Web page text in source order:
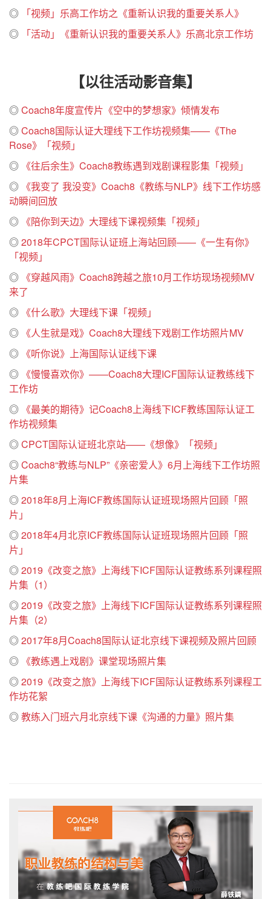
◎
「视频」乐高工作坊之《重新认识我的重要关系人》
◎
「活动」《重新认识我的重要关系人》乐高北京工作坊
【以往活动影音集】
◎Coach8年度宣传片《空中的梦想家》倾情发布
◎Coach8国际认证大理线下工作坊视频集——《The
Rose》「视频」
◎ 《往后余生》Coach8教练遇到戏剧课程影集「视频」
◎ 《我变了 我没变》Coach8《教练与NLP》线下工作坊感
动瞬间回放
◎ 《陪你到天边》大理线下课视频集「视频」
◎2018年CPCT国际认证班上海站回顾——《一生有你》
「视频」
◎ 《穿越风雨》Coach8跨越之旅10月工作坊现场视频MV
来了
◎ 《什么歌》大理线下课「视频」
◎ 《人生就是戏》Coach8大理线下戏剧工作坊照片MV
◎ 《听你说》上海国际认证线下课
◎ 《慢慢喜欢你》——Coach8大理ICF国际认证教练线下
工作坊
◎ 《最美的期待》记Coach8上海线下ICF教练国际认证工
作坊视频集
◎CPCT国际认证班北京站——《想像》「视频」
◎Coach8“教练与NLP”《亲密爱人》6月上海线下工作坊照
片集
◎2018年8月上海ICF教练国际认证班现场照片回顾「照
片」
◎2018年4月北京ICF教练国际认证班现场照片回顾「照
片」
◎2019《改变之旅》上海线下ICF国际认证教练系列课程照
片集（1）
◎2019《改变之旅》上海线下ICF国际认证教练系列课程照
片集（2）
◎2017年8月Coach8国际认证北京线下课视频及照片回顾
◎ 《教练遇上戏剧》课堂现场照片集
◎2019《改变之旅》上海线下ICF国际认证教练系列课程工
作坊花絮
◎教练入门班六月北京线下课《沟通的力量》照片集